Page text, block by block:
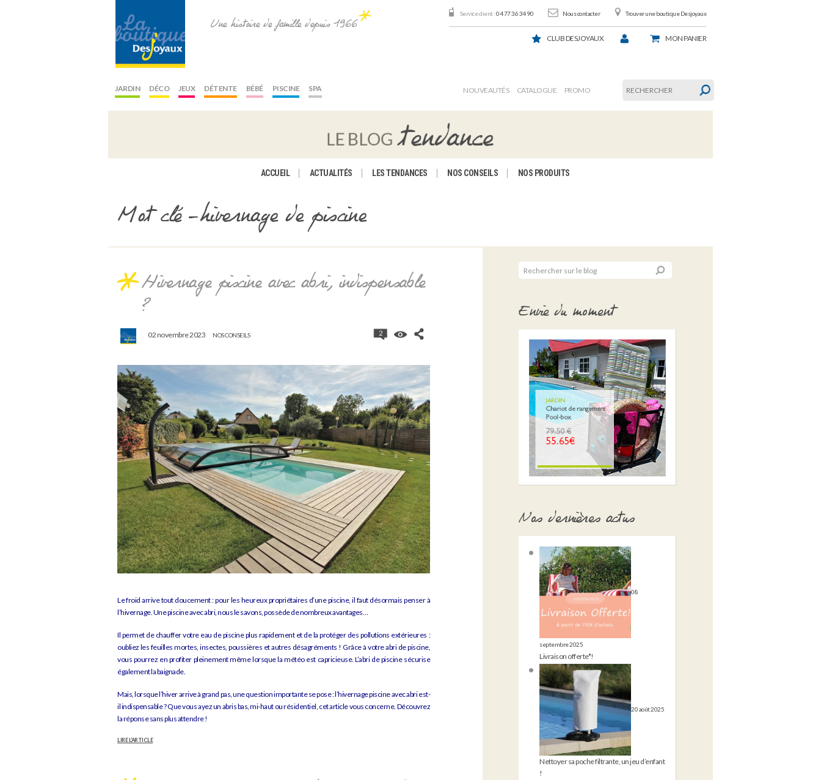
Une histoire de famille depuis 1966
Service client :04 77 36 34 90 Nous contacter Trouver une boutique Desjoyaux
CLUB DESJOYAUX MONPANIER
JARDIN DÉCO JEUX DÉTENTE BÉBÉ PISCINE SPA NOUVEAUTÉS CATALOGUE PROMO
ACCUEIL ACTUALITÉS LES TENDANCES NOS CONSEILS NOS PRODUITS
Mot clé -hivernage de piscine
Hivernage piscine avec abri, indispensable
?
02 novembre 2023 NOS CONSEILS 2
Le froid arrive tout doucement : pour les heureux propriétaires d’une piscine, il faut désormais penser à
l’hivernage. Une piscine avec abri, nous le savons, possède de nombreux avantages…
Il permet de chauffer votre eau de piscine plus rapidement et de la protéger des pollutions extérieures :
oubliez les feuilles mortes, insectes, poussières et autres désagréments ! Grâce à votre abri de piscine,
vous pourrez en profiter pleinement même lorsque la météo est capricieuse. L’abri de piscine sécurise
également la baignade.
Mais, lorsque l’hiver arrive à grand pas, une question importante se pose : l’hivernage piscine avec abri est-
il indispensable ? Que vous ayez un abris bas, mi-haut ou résidentiel, cet article vous concerne. Découvrez
la réponse sans plus attendre !
LIRE L’ARTICLE
Envie du moment
Nos dernières actus
08
septembre 2025
Livraison offerte*!
20 août 2025
Nettoyer sa poche filtrante, un jeu d’enfant
!